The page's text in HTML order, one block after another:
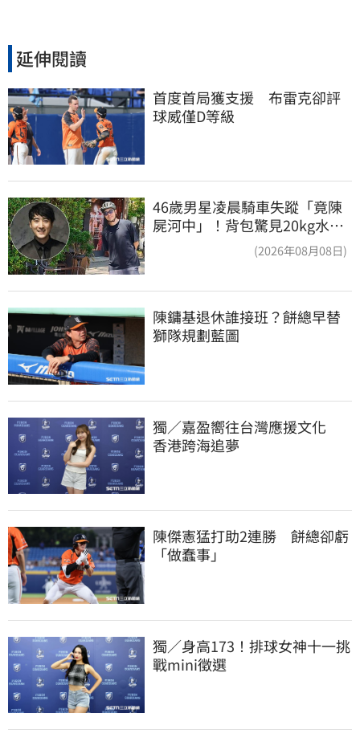
延伸閱讀
首度首局獲支援　布雷克卻評
球威僅D等級
46歲男星凌晨騎車失蹤「竟陳
屍河中」！背包驚見20kg水泥
(2026年08月08日)
陳鏞基退休誰接班？餅總早替
獅隊規劃藍圖
獨／嘉盈嚮往台灣應援文化
香港跨海追夢
陳傑憲猛打助2連勝　餅總卻虧
「做蠢事」
獨／身高173！排球女神十一挑
戰mini徵選